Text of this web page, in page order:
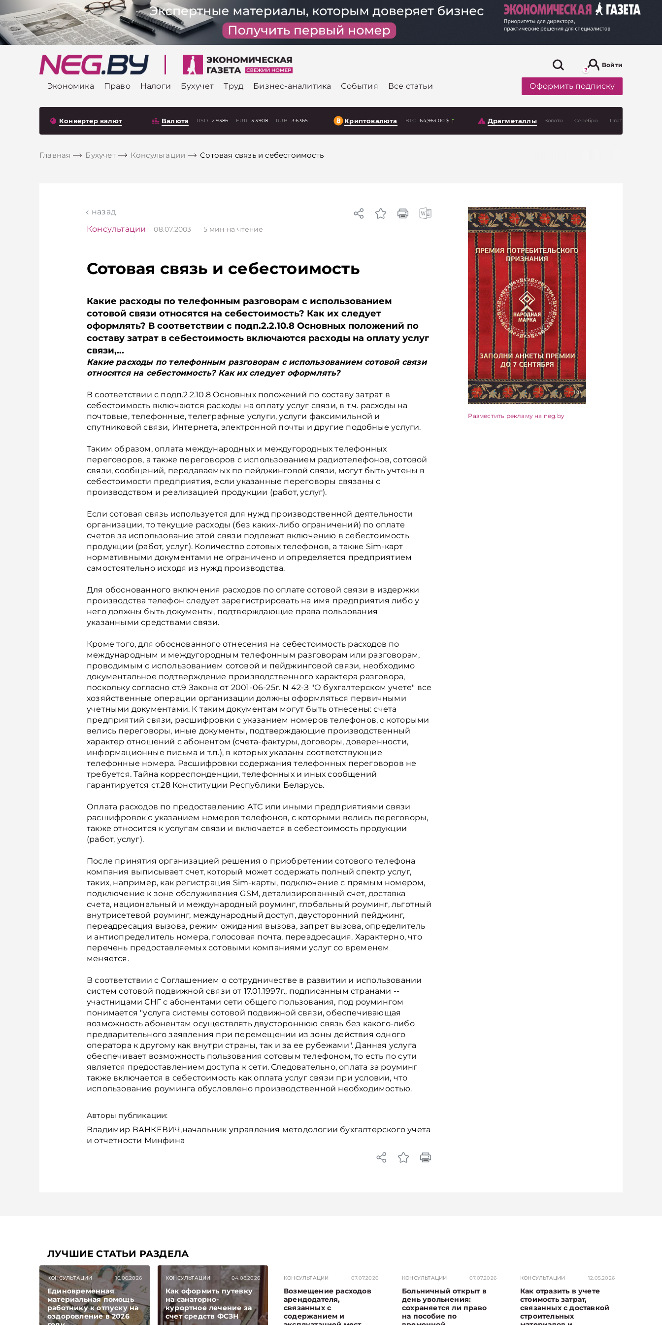
Войти
Экономика Право Налоги Бухучет Труд Бизнес-аналитика События Все статьи Оформить подписку
Конвертер валют Валюта USD: 2.9386 EUR: 3.3908 RUB: 3.6365 Криптовалюта BTC: 64,963.00 $ Драгметаллы Золото: Серебро: Платина:
Главная Бухучет Консультации Сотовая связь и себестоимость
назад
Консультации
08.07.2003 5 мин на чтение
Сотовая связь и себестоимость
Какие расходы по телефонным разговорам с использованием
сотовой связи относятся на себестоимость? Как их следует
оформлять? В соответствии с подп.2.2.10.8 Основных положений по
составу затрат в себестоимость включаются расходы на оплату услуг
связи,...
Какие расходы по телефонным разговорам с использованием сотовой связи
относятся на себестоимость? Как их следует оформлять?
В соответствии с подп.2.2.10.8 Основных положений по составу затрат в
себестоимость включаются расходы на оплату услуг связи, в т.ч. расходы на
почтовые, телефонные, телеграфные услуги, услуги факсимильной и
спутниковой связи, Интернета, электронной почты и другие подобные услуги.
Таким образом, оплата международных и междугородных телефонных
переговоров, а также переговоров с использованием радиотелефонов, сотовой
связи, сообщений, передаваемых по пейджинговой связи, могут быть учтены в
себестоимости предприятия, если указанные переговоры связаны с
производством и реализацией продукции (работ, услуг).
Если сотовая связь используется для нужд производственной деятельности
организации, то текущие расходы (без каких-либо ограничений) по оплате
счетов за использование этой связи подлежат включению в себестоимость
продукции (работ, услуг). Количество сотовых телефонов, а также Sim-карт
нормативными документами не ограничено и определяется предприятием
самостоятельно исходя из нужд производства.
Для обоснованного включения расходов по оплате сотовой связи в издержки
производства телефон следует зарегистрировать на имя предприятия либо у
него должны быть документы, подтверждающие права пользования
указанными средствами связи.
Кроме того, для обоснованного отнесения на себестоимость расходов по
международным и междугородным телефонным разговорам или разговорам,
проводимым с использованием сотовой и пейджинговой связи, необходимо
документальное подтверждение производственного характера разговора,
поскольку согласно ст.9 Закона от 2001-06-25г. N 42-З "О бухгалтерском учете" все
хозяйственные операции организации должны оформляться первичными
учетными документами. К таким документам могут быть отнесены: счета
предприятий связи, расшифровки с указанием номеров телефонов, с которыми
велись переговоры, иные документы, подтверждающие производственный
характер отношений с абонентом (счета-фактуры, договоры, доверенности,
информационные письма и т.п.), в которых указаны соответствующие
телефонные номера. Расшифровки содержания телефонных переговоров не
требуется. Тайна корреспонденции, телефонных и иных сообщений
гарантируется ст.28 Конституции Республики Беларусь.
Оплата расходов по предоставлению АТС или иными предприятиями связи
расшифровок с указанием номеров телефонов, с которыми велись переговоры,
также относится к услугам связи и включается в себестоимость продукции
(работ, услуг).
После принятия организацией решения о приобретении сотового телефона
компания выписывает счет, который может содержать полный спектр услуг,
таких, например, как регистрация Sim-карты, подключение с прямым номером,
подключение к зоне обслуживания GSМ, детализированный счет, доставка
счета, национальный и международный роуминг, глобальный роуминг, льготный
внутрисетевой роуминг, международный доступ, двусторонний пейджинг,
переадресация вызова, режим ожидания вызова, запрет вызова, определитель
и антиопределитель номера, голосовая почта, переадресация. Характерно, что
перечень предоставляемых сотовыми компаниями услуг со временем
меняется.
В соответствии с Соглашением о сотрудничестве в развитии и использовании
систем сотовой подвижной связи от 17.01.1997г., подписанным странами --
участницами СНГ с абонентами сети общего пользования, под роумингом
понимается "услуга системы сотовой подвижной связи, обеспечивающая
возможность абонентам осуществлять двустороннюю связь без какого-либо
предварительного заявления при перемещении из зоны действия одного
оператора к другому как внутри страны, так и за ее рубежами". Данная услуга
обеспечивает возможность пользования сотовым телефоном, то есть по сути
является предоставлением доступа к сети. Следовательно, оплата за роуминг
также включается в себестоимость как оплата услуг связи при условии, что
использование роуминга обусловлено производственной необходимостью.
Авторы публикации:
Владимир ВАНКЕВИЧ,начальник управления методологии бухгалтерского учета
и отчетности Минфина
Разместить рекламу на neg.by
ЛУЧШИЕ СТАТЬИ РАЗДЕЛА
КОНСУЛЬТАЦИИ 16.06.2026
Единовременная
материальная помощь
работнику к отпуску на
оздоровление в 2026
КОНСУЛЬТАЦИИ 04.08.2026
Как оформить путевку
на санаторно-
курортное лечение за
счет средств ФСЗН
КОНСУЛЬТАЦИИ 07.07.2026
Возмещение расходов
арендодателя,
связанных с
содержанием и
КОНСУЛЬТАЦИИ 07.07.2026
Больничный открыт в
день увольнения:
сохраняется ли право
на пособие по
КОНСУЛЬТАЦИИ 12.05.2026
Как отразить в учете
стоимость затрат,
связанных с доставкой
строительных